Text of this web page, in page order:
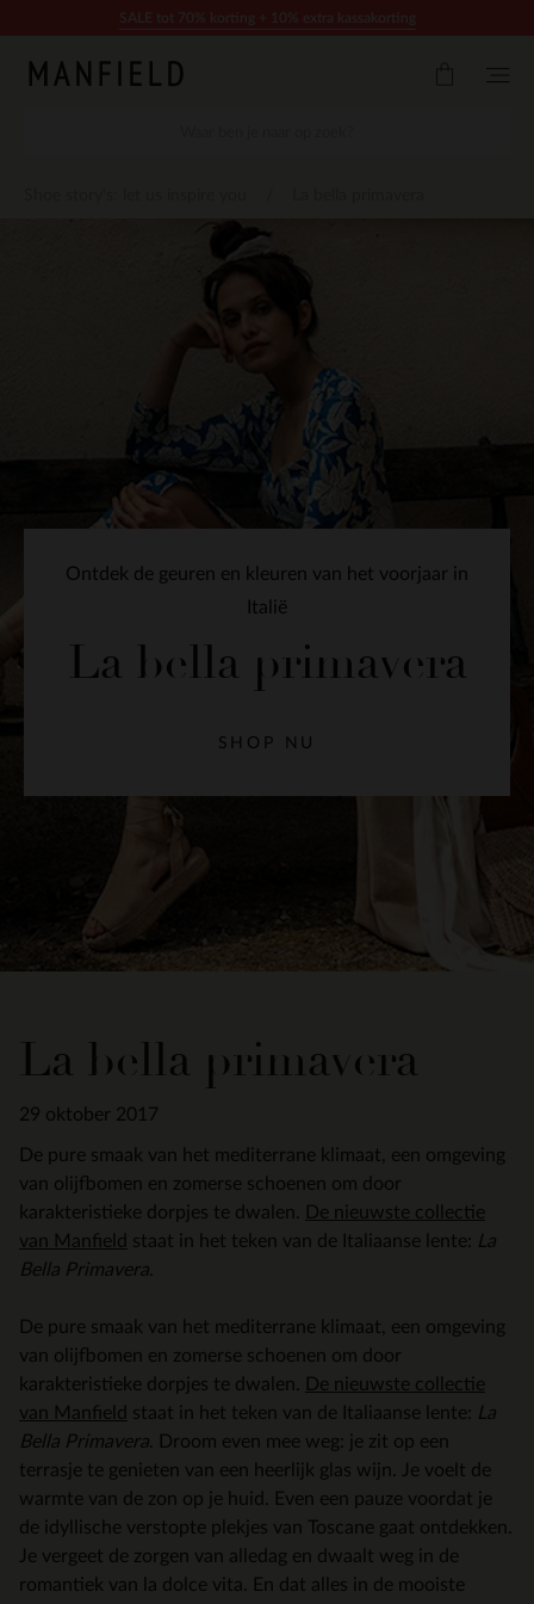
La bella primavera
29 oktober 2017
De pure smaak van het mediterrane klimaat, een omgeving
van olijfbomen en zomerse schoenen om door
karakteristieke dorpjes te dwalen.
De nieuwste collectie
van Manfield staat in het teken van de Italiaanse lente: La
Bella Primavera
Ontdek de geuren en kleuren van het voorjaar in
Italië
La bella primavera
SHOP NU
De pure smaak van het mediterrane klimaat, een omgeving
van olijfbomen en zomerse schoenen om door
karakteristieke dorpjes te dwalen.
De nieuwste collectie
van Manfield staat in het teken van de Italiaanse lente: La
Bella Primavera . Droom even mee weg: je zit op een
terrasje te genieten van een heerlijk glas wijn. Je voelt de
warmte van de zon op je huid. Even een pauze voordat je
de idyllische verstopte plekjes van Toscane gaat ontdekken.
Je vergeet de zorgen van alledag en dwaalt weg in de
romantiek van la dolce vita. En dat alles in de mooiste